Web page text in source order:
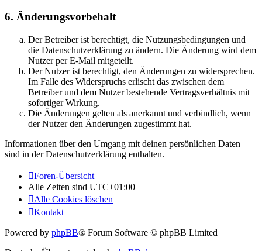
6. Änderungsvorbehalt
Der Betreiber ist berechtigt, die Nutzungsbedingungen und
die Datenschutzerklärung zu ändern. Die Änderung wird dem
Nutzer per E-Mail mitgeteilt.
Der Nutzer ist berechtigt, den Änderungen zu widersprechen.
Im Falle des Widerspruchs erlischt das zwischen dem
Betreiber und dem Nutzer bestehende Vertragsverhältnis mit
sofortiger Wirkung.
Die Änderungen gelten als anerkannt und verbindlich, wenn
der Nutzer den Änderungen zugestimmt hat.
Informationen über den Umgang mit deinen persönlichen Daten
sind in der Datenschutzerklärung enthalten.
Foren-Übersicht
Alle Zeiten sind UTC+01:00
Alle Cookies löschen
Kontakt
Powered by phpBB® Forum Software © phpBB Limited